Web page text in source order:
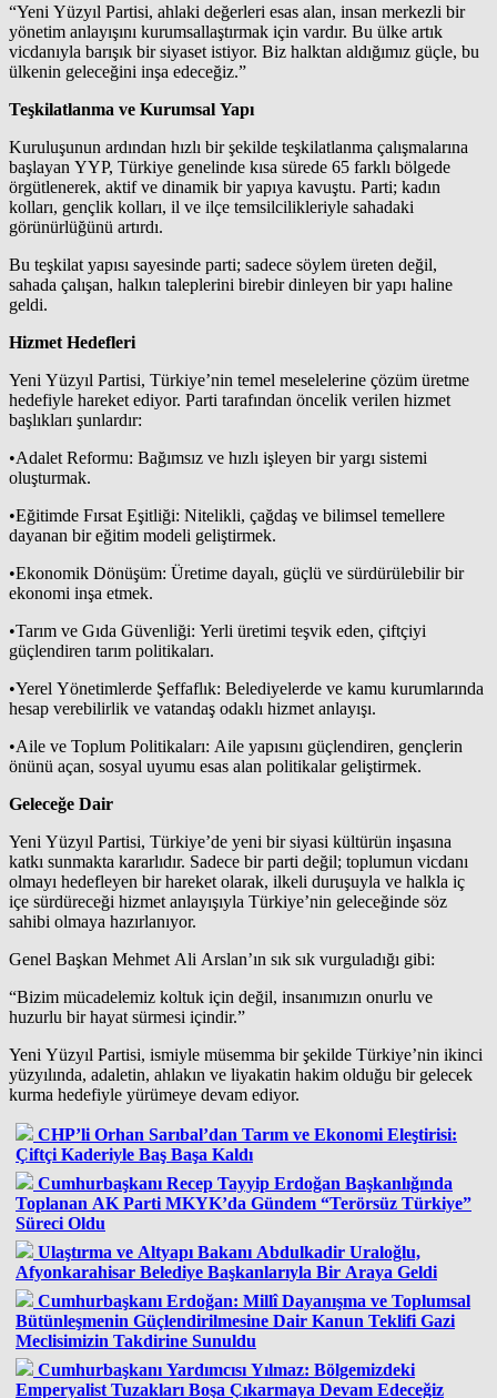
“Yeni Yüzyıl Partisi, ahlaki değerleri esas alan, insan merkezli bir
yönetim anlayışını kurumsallaştırmak için vardır. Bu ülke artık
vicdanıyla barışık bir siyaset istiyor. Biz halktan aldığımız güçle, bu
ülkenin geleceğini inşa edeceğiz.”
Teşkilatlanma ve Kurumsal Yapı
Kuruluşunun ardından hızlı bir şekilde teşkilatlanma çalışmalarına
başlayan YYP, Türkiye genelinde kısa sürede 65 farklı bölgede
örgütlenerek, aktif ve dinamik bir yapıya kavuştu. Parti; kadın
kolları, gençlik kolları, il ve ilçe temsilcilikleriyle sahadaki
görünürlüğünü artırdı.
Bu teşkilat yapısı sayesinde parti; sadece söylem üreten değil,
sahada çalışan, halkın taleplerini birebir dinleyen bir yapı haline
geldi.
Hizmet Hedefleri
Yeni Yüzyıl Partisi, Türkiye’nin temel meselelerine çözüm üretme
hedefiyle hareket ediyor. Parti tarafından öncelik verilen hizmet
başlıkları şunlardır:
•Adalet Reformu: Bağımsız ve hızlı işleyen bir yargı sistemi
oluşturmak.
•Eğitimde Fırsat Eşitliği: Nitelikli, çağdaş ve bilimsel temellere
dayanan bir eğitim modeli geliştirmek.
•Ekonomik Dönüşüm: Üretime dayalı, güçlü ve sürdürülebilir bir
ekonomi inşa etmek.
•Tarım ve Gıda Güvenliği: Yerli üretimi teşvik eden, çiftçiyi
güçlendiren tarım politikaları.
•Yerel Yönetimlerde Şeffaflık: Belediyelerde ve kamu kurumlarında
hesap verebilirlik ve vatandaş odaklı hizmet anlayışı.
•Aile ve Toplum Politikaları: Aile yapısını güçlendiren, gençlerin
önünü açan, sosyal uyumu esas alan politikalar geliştirmek.
Geleceğe Dair
Yeni Yüzyıl Partisi, Türkiye’de yeni bir siyasi kültürün inşasına
katkı sunmakta kararlıdır. Sadece bir parti değil; toplumun vicdanı
olmayı hedefleyen bir hareket olarak, ilkeli duruşuyla ve halkla iç
içe sürdüreceği hizmet anlayışıyla Türkiye’nin geleceğinde söz
sahibi olmaya hazırlanıyor.
Genel Başkan Mehmet Ali Arslan’ın sık sık vurguladığı gibi:
“Bizim mücadelemiz koltuk için değil, insanımızın onurlu ve
huzurlu bir hayat sürmesi içindir.”
Yeni Yüzyıl Partisi, ismiyle müsemma bir şekilde Türkiye’nin ikinci
yüzyılında, adaletin, ahlakın ve liyakatin hakim olduğu bir gelecek
kurma hedefiyle yürümeye devam ediyor.
CHP’li Orhan Sarıbal’dan Tarım ve Ekonomi Eleştirisi:
Çiftçi Kaderiyle Baş Başa Kaldı
Cumhurbaşkanı Recep Tayyip Erdoğan Başkanlığında
Toplanan AK Parti MKYK’da Gündem “Terörsüz Türkiye”
Süreci Oldu
Ulaştırma ve Altyapı Bakanı Abdulkadir Uraloğlu,
Afyonkarahisar Belediye Başkanlarıyla Bir Araya Geldi
Cumhurbaşkanı Erdoğan: Millî Dayanışma ve Toplumsal
Bütünleşmenin Güçlendirilmesine Dair Kanun Teklifi Gazi
Meclisimizin Takdirine Sunuldu
Cumhurbaşkanı Yardımcısı Yılmaz: Bölgemizdeki
Emperyalist Tuzakları Boşa Çıkarmaya Devam Edeceğiz